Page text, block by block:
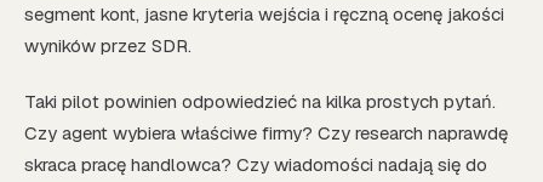
segment kont, jasne kryteria wejścia i ręczną ocenę jakości
wyników przez SDR.
Taki pilot powinien odpowiedzieć na kilka prostych pytań.
Czy agent wybiera właściwe firmy? Czy research naprawdę
skraca pracę handlowca? Czy wiadomości nadają się do